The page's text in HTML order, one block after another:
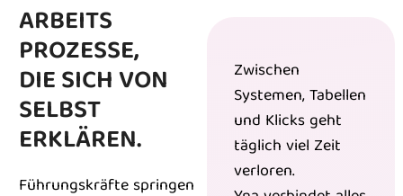
ARBEITS
PROZESSE,
DIE SICH VON
SELBST
ERKLÄREN.
Führungskräfte springen
Zwischen
Systemen, Tabellen
und Klicks geht
täglich viel Zeit
verloren.